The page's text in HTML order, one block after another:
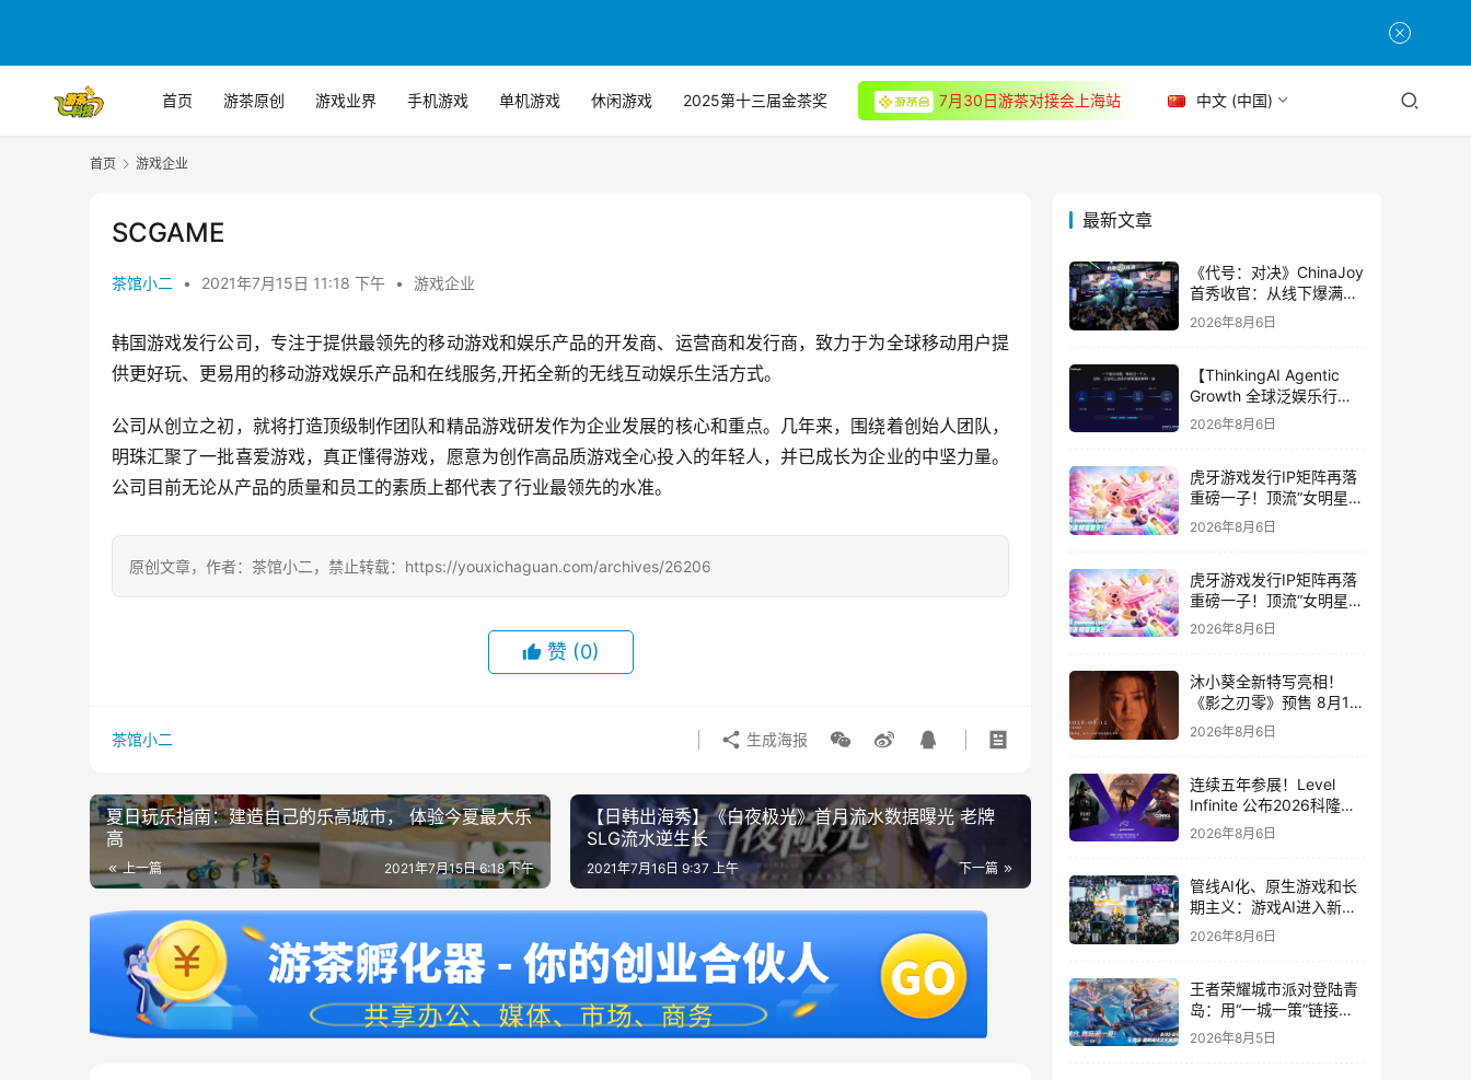
首页 游茶原创 游戏业界 手机游戏 单机游戏 休闲游戏 2025第十三届金茶奖 7月30日游茶对接会上海站 中文 (中国)
首页 游戏企业
SCGAME
茶馆小二 • 2021年7月15日 11:18 下午 • 游戏企业
韩国游戏发行公司， 专注于提供最领先的移动游戏和娱乐产品的开发商、运营商和发行商，致力于为全球移动用户提
供更好玩、更易用的移动游戏娱乐产品和在线服务,开拓全新的无线互动娱乐生活方式。
公司从创立之初，就将打造顶级制作团队和精品游戏研发作为企业发展的核心和重点。几年来，围绕着创始人团队，
明珠汇聚了一批喜爱游戏，真正懂得游戏，愿意为创作高品质游戏全心投入的年轻人，并已成长为企业的中坚力量。
公司目前无论从产品的质量和员工的素质上都代表了行业最领先的水准。
原创文章，作者：茶馆小二，禁止转载：https://youxichaguan.com/archives/26206
赞 (0)
茶馆小二 生成海报
夏日玩乐指南：建造自己的乐高城市， 体验今夏最大乐
高
上一篇 2021年7月15日 6:18 下午
【日韩出海秀】《白夜极光》首月流水数据曝光 老牌
SLG流水逆生长
下一篇
2021年7月16日 9:37 上午
最新文章
《代号：对决》ChinaJoy
首秀收官：从线下爆满看
见玩家的真实期待
2026年8月6日
【ThinkingAI Agentic
Growth 全球泛娱乐行业
峰会】Agent 时代，人到
2026年8月6日
虎牙游戏发行IP矩阵再落
重磅一子！顶流“女明星”
ZANMANG LOOPY 正版
3D消除手游《消消奇遇》
2026年8月6日
虎牙游戏发行IP矩阵再落
重磅一子！顶流“女明星”
ZANMANG LOOPY 正版
2026年8月6日
沐小葵全新特写亮相！
《影之刃零》预售 8月12
日开启
2026年8月6日
连续五年参展！Level
Infinite 公布2026科隆游
戏展产品阵容
2026年8月6日
管线AI化、原生游戏和长
期主义：游戏AI进入新共
识时代
2026年8月6日
王者荣耀城市派对登陆青
岛：用“一城一策”链接海
洋场景，以双向奔赴带动
2026年8月5日